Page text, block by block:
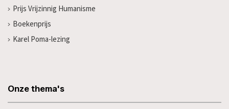
Prijs Vrijzinnig Humanisme
Boekenprijs
Karel Poma-lezing
Onze thema's